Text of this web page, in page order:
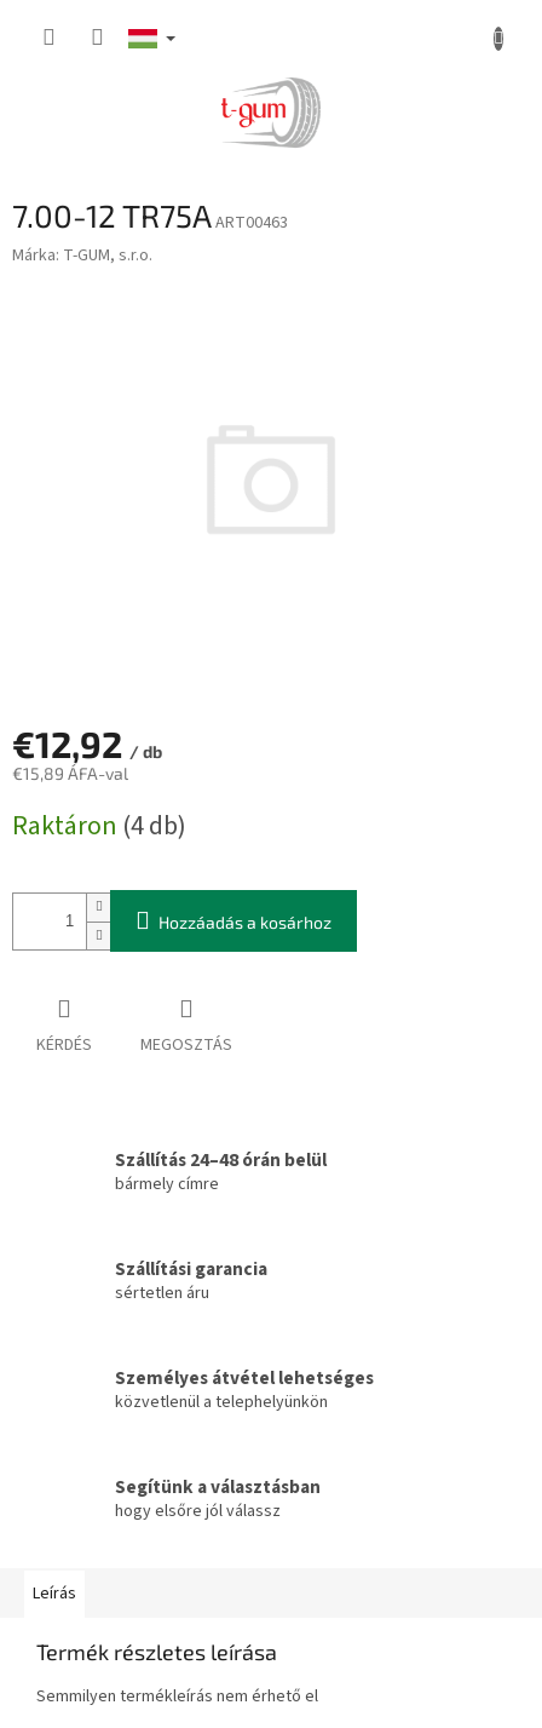
7.00-12 TR75AART00463
Márka: T-GUM, s.r.o.
€12,92 / db
€15,89 ÁFA-val
Raktáron (4 db)
Hozzáadás a kosárhoz
KÉRDÉS MEGOSZTÁS
Szállítás 24–48 órán belül
bármely címre
Szállítási garancia
sértetlen áru
Személyes átvétel lehetséges
közvetlenül a telephelyünkön
Segítünk a választásban
hogy elsőre jól válassz
Leírás
Termék részletes leírása
Semmilyen termékleírás nem érhető el